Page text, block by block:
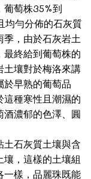
葡萄株35%到
均勻分佈的石灰質
，由於石灰岩土
終給到葡萄株的
土壤對於梅洛來講
於早熟的葡萄品
種寒性且潮濕的
濃郁的色澤、圓
石灰質土壤與含
，這樣的土壤組
一樣，品麗珠既能